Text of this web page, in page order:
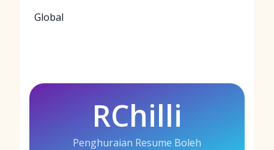
Global
RChilli
Penghuraian Resume Boleh